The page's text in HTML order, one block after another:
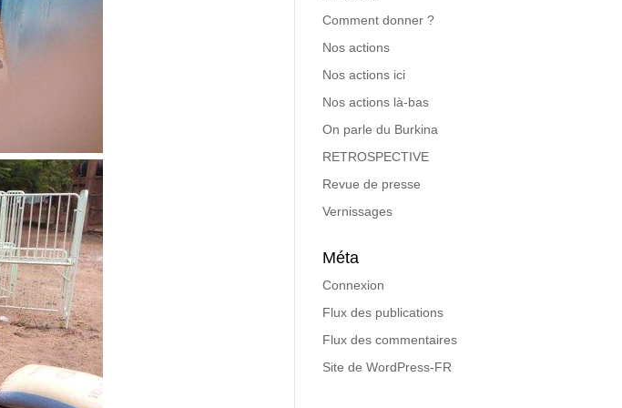
Comment donner ?
Nos actions
Nos actions ici
Nos actions là-bas
On parle du Burkina
RETROSPECTIVE
Revue de presse
Vernissages
Méta
Connexion
Flux des publications
Flux des commentaires
Site de WordPress-FR